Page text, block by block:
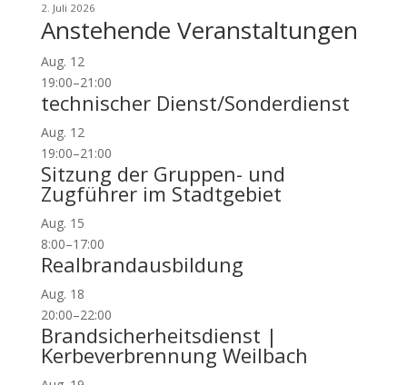
2. Juli 2026
Anstehende Veranstaltungen
Aug. 12
19:00–21:00
technischer Dienst/Sonderdienst
Aug. 12
19:00–21:00
Sitzung der Gruppen- und
Zugführer im Stadtgebiet
Aug. 15
8:00–17:00
Realbrandausbildung
Aug. 18
20:00–22:00
Brandsicherheitsdienst |
Kerbeverbrennung Weilbach